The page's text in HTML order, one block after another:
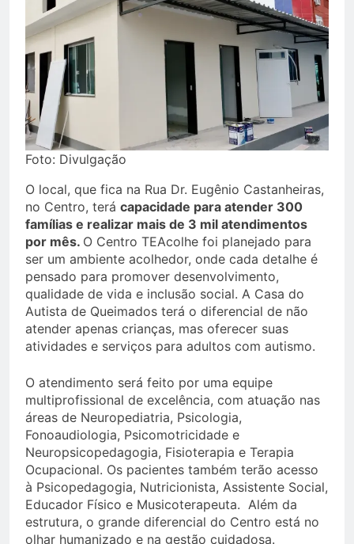
Foto: Divulgação
O local, que fica na Rua Dr. Eugênio Castanheiras,
no Centro, terá capacidade para atender 300
famílias e realizar mais de 3 mil atendimentos
por mês. O Centro TEAcolhe foi planejado para
ser um ambiente acolhedor, onde cada detalhe é
pensado para promover desenvolvimento,
qualidade de vida e inclusão social. A Casa do
Autista de Queimados terá o diferencial de não
atender apenas crianças, mas oferecer suas
atividades e serviços para adultos com autismo.
O atendimento será feito por uma equipe
multiprofissional de excelência, com atuação nas
áreas de Neuropediatria, Psicologia,
Fonoaudiologia, Psicomotricidade e
Neuropsicopedagogia, Fisioterapia e Terapia
Ocupacional. Os pacientes também terão acesso
à Psicopedagogia, Nutricionista, Assistente Social,
Educador Físico e Musicoterapeuta. Além da
estrutura, o grande diferencial do Centro está no
olhar humanizado e na gestão cuidadosa.